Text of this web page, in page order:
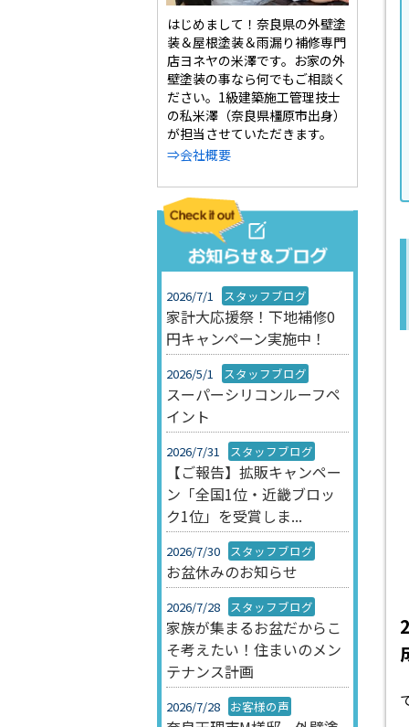
はじめまして！奈良県の外壁塗
装＆屋根塗装＆雨漏り補修専門
店ヨネヤの米澤です。お家の外
壁塗装の事なら何でもご相談く
ださい。1級建築施工管理技士
の私米澤（奈良県橿原市出身）
が担当させていただきます。
⇒会社概要
2026/7/1 スタッフブログ
家計大応援祭！下地補修0
円キャンペーン実施中！
2026/5/1 スタッフブログ
スーパーシリコンルーフペ
イント
2026/7/31 スタッフブログ
【ご報告】拡販キャンペー
ン「全国1位・近畿ブロッ
ク1位」を受賞しま...
2026/7/30 スタッフブログ
お盆休みのお知らせ
2026/7/28 スタッフブログ
家族が集まるお盆だからこ
そ考えたい！住まいのメン
テナンス計画
2026/7/28 お客様の声